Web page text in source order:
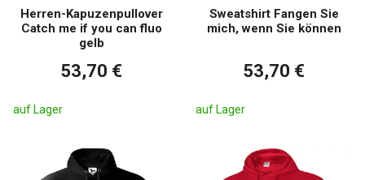
Herren-Kapuzenpullover
Catch me if you can fluo
gelb
53,70 €
auf Lager
Sweatshirt Fangen Sie
mich, wenn Sie können
53,70 €
auf Lager